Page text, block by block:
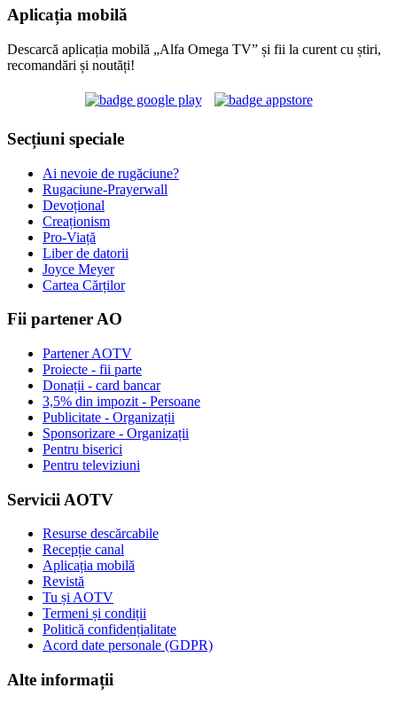
Aplicația mobilă
Descarcă aplicația mobilă „Alfa Omega TV” și fii la curent cu știri,
recomandări și noutăți!
Secțiuni speciale
Ai nevoie de rugăciune?
Rugaciune-Prayerwall
Devoțional
Creaționism
Pro-Viață
Liber de datorii
Joyce Meyer
Cartea Cărților
Fii partener AO
Partener AOTV
Proiecte - fii parte
Donații - card bancar
3,5% din impozit - Persoane
Publicitate - Organizații
Sponsorizare - Organizații
Pentru biserici
Pentru televiziuni
Servicii AOTV
Resurse descărcabile
Recepție canal
Aplicația mobilă
Revistă
Tu și AOTV
Termeni și condiții
Politică confidențialitate
Acord date personale (GDPR)
Alte informații